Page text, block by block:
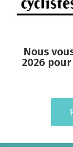
Nous
2026